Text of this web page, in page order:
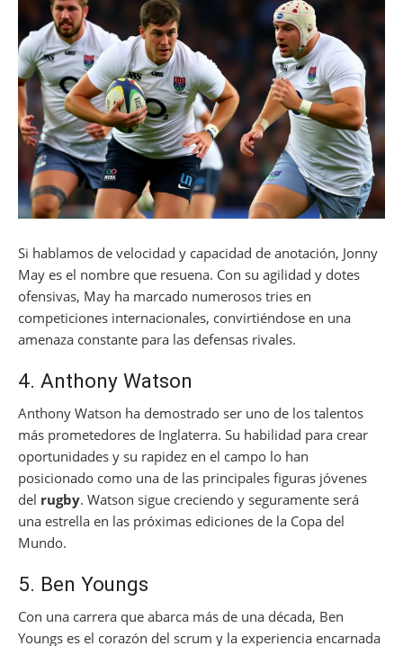
Si hablamos de velocidad y capacidad de anotación, Jonny
May es el nombre que resuena. Con su agilidad y dotes
ofensivas, May ha marcado numerosos tries en
competiciones internacionales, convirtiéndose en una
amenaza constante para las defensas rivales.
4. Anthony Watson
Anthony Watson ha demostrado ser uno de los talentos
más prometedores de Inglaterra. Su habilidad para crear
oportunidades y su rapidez en el campo lo han
posicionado como una de las principales figuras jóvenes
del rugby. Watson sigue creciendo y seguramente será
una estrella en las próximas ediciones de la Copa del
Mundo.
5. Ben Youngs
Con una carrera que abarca más de una década, Ben
Youngs es el corazón del scrum y la experiencia encarnada